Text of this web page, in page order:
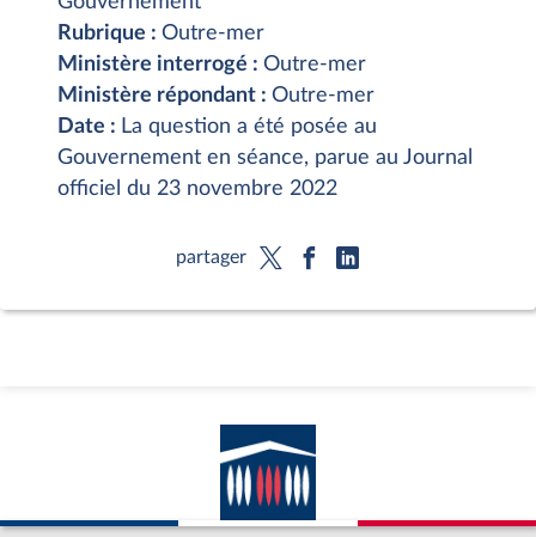
Rubrique : Outre-mer
Ministère interrogé : Outre-mer
Ministère répondant : Outre-mer
Date : La question a été posée au
Gouvernement en séance, parue au Journal
officiel du 23 novembre 2022
partager